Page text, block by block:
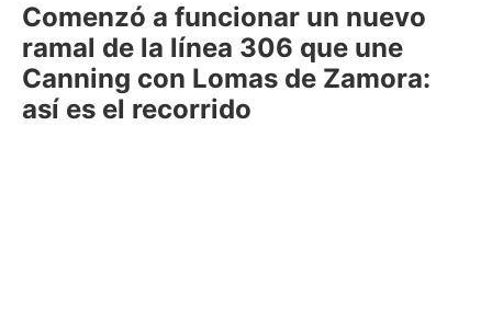
Comenzó a funcionar un nuevo
ramal de la línea 306 que une
Canning con Lomas de Zamora:
así es el recorrido